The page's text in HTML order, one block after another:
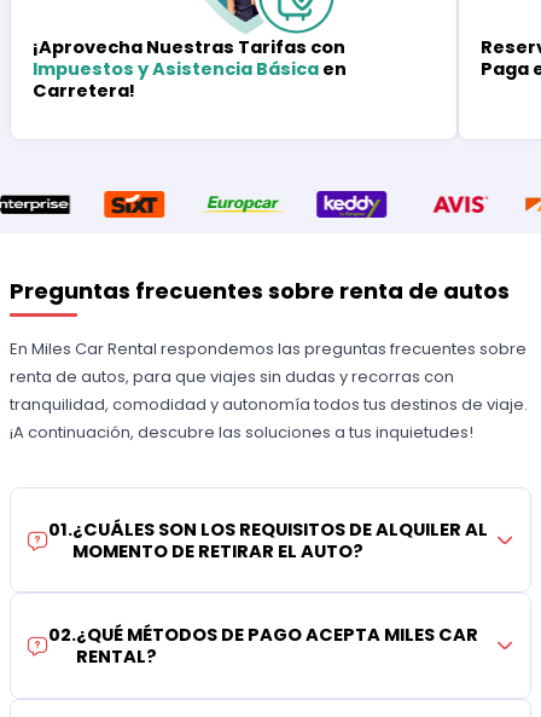
¡Aprovecha Nuestras Tarifas con
Impuestos y Asistencia Básica en
Carretera!
Paga
Preguntas frecuentes sobre renta de autos
En Miles Car Rental respondemos las preguntas frecuentes sobre
renta de autos, para que viajes sin dudas y recorras con
tranquilidad, comodidad y autonomía todos tus destinos de viaje.
¡A continuación, descubre las soluciones a tus inquietudes!
01.¿CUÁLES SON LOS REQUISITOS DE ALQUILER AL
MOMENTO DE RETIRAR EL AUTO?
02.¿QUÉ MÉTODOS DE PAGO ACEPTA MILES CAR
RENTAL?